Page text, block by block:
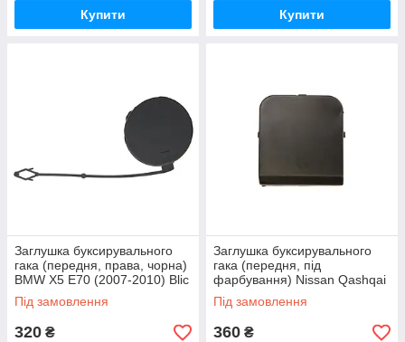
Купити Купити
Заглушка буксирувального
гака (передня, права, чорна)
BMW X5 E70 (2007-2010) Blic
Під замовлення
320 ₴
Заглушка буксирувального
гака (передня, під
фарбування) Nissan Qashqai
(2010-2014) Blic
Під замовлення
360 ₴